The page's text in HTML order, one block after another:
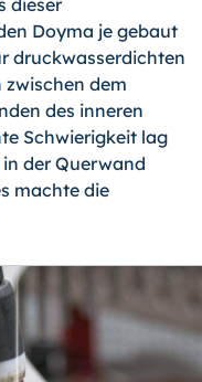
dieser
Doyma je gebaut
druckwasserdichten
dem
des inneren
Schwierigkeit lag
der Querwand
machte die